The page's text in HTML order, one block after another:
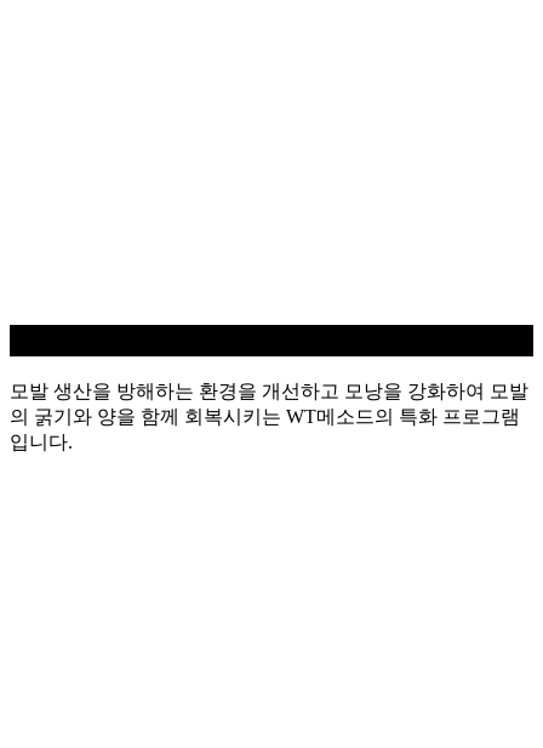
모발 생산을 방해하는 환경을 개선하고 모낭을 강화하여 모발
의 굵기와 양을 함께 회복시키는 WT메소드의 특화 프로그램
입니다.